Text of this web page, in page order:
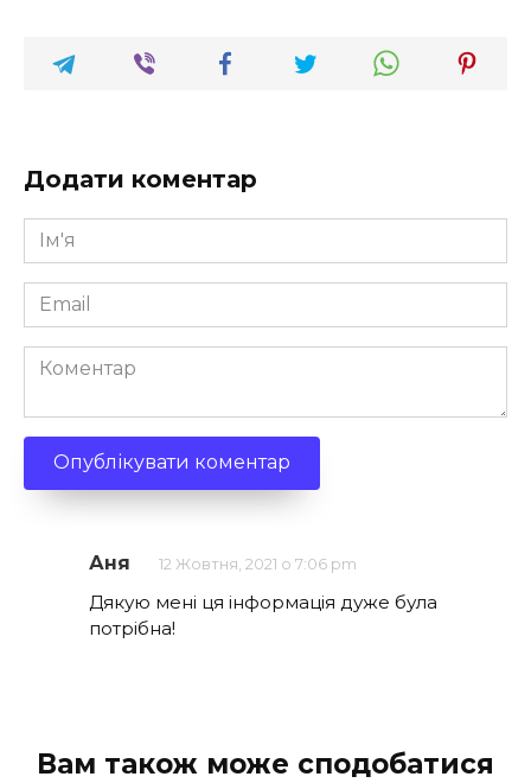
Додати коментар
Ім'я
*
Email
*
Коментар
Аня 12 Жовтня, 2021 о 7:06 pm
Дякую мені ця інформація дуже була
потрібна!
Вам також може сподобатися